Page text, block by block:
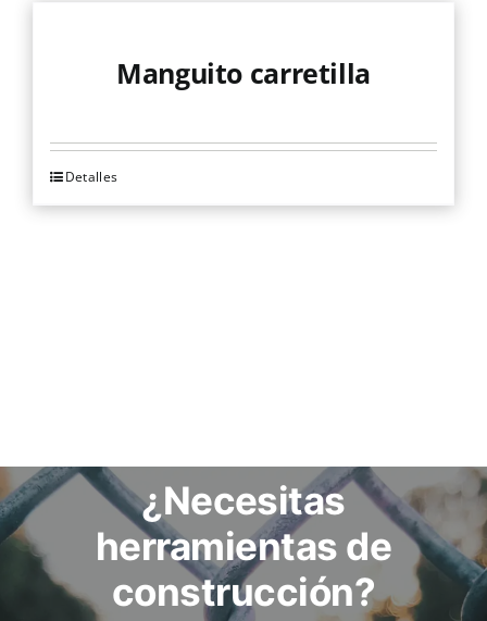
Manguito carretilla
Detalles
¿Necesitas
herramientas de
construcción?